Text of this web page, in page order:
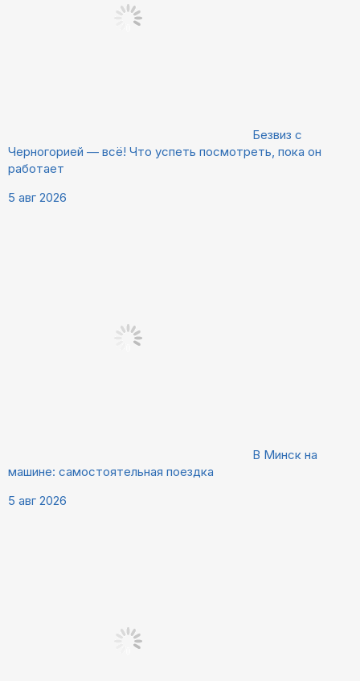
Безвиз с
Черногорией — всё! Что успеть посмотреть, пока он
работает
5 авг 2026
В Минск на
машине: самостоятельная поездка
5 авг 2026